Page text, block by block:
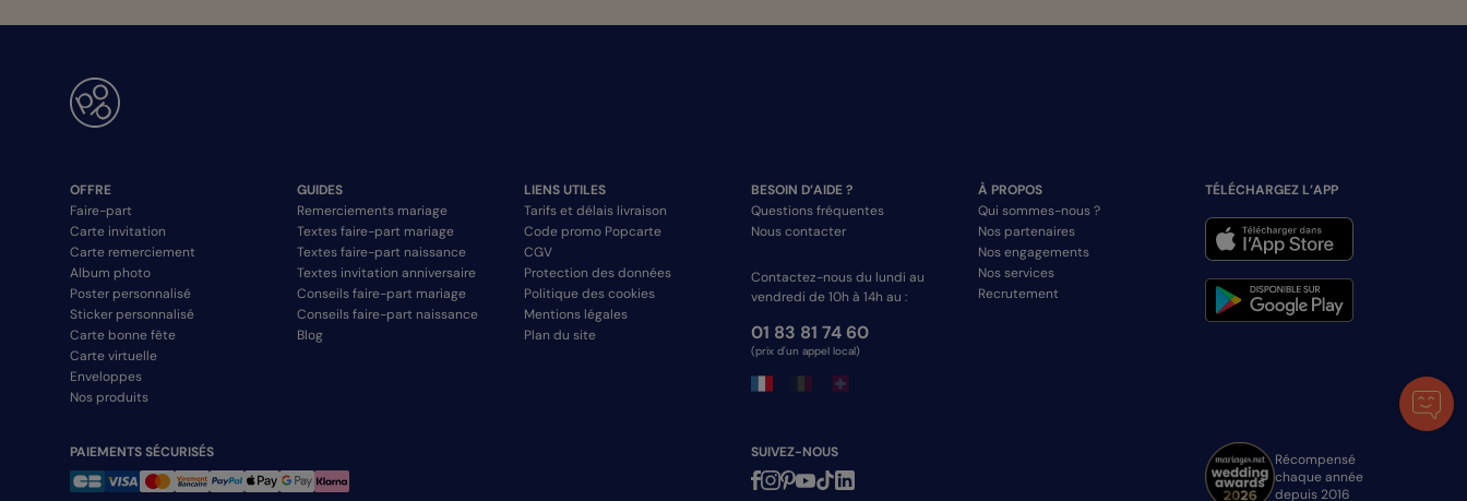
OFFRE
Faire-part
Carte invitation
Carte remerciement
Album photo
Poster personnalisé
Sticker personnalisé
Carte bonne fête
Carte virtuelle
Enveloppes
Nos produits
GUIDES
Remerciements mariage
Textes faire-part mariage
Textes faire-part naissance
Textes invitation anniversaire
Conseils faire-part mariage
Conseils faire-part naissance
Blog
LIENS UTILES
Tarifs et délais livraison
Code promo Popcarte
CGV
Protection des données
Politique des cookies
Mentions légales
Plan du site
BESOIN D’AIDE ?
Questions fréquentes
Nous contacter
Contactez-nous du lundi au
vendredi de 10h à 14h au :
01 83 81 74 60
(prix d'un appel local)
À PROPOS
Qui sommes-nous ?
Nos partenaires
Nos engagements
Nos services
Recrutement
TÉLÉCHARGEZ L’APP
PAIEMENTS SÉCURISÉS SUIVEZ-NOUS
Récompensé
chaque année
depuis 2016